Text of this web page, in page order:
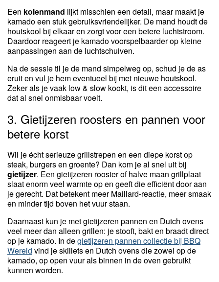
Een kolenmand lijkt misschien een detail, maar maakt je
kamado een stuk gebruiksvriendelijker. De mand houdt de
houtskool bij elkaar en zorgt voor een betere luchtstroom.
Daardoor reageert je kamado voorspelbaarder op kleine
aanpassingen aan de luchtschuiven.
Na de sessie til je de mand simpelweg op, schud je de as
eruit en vul je hem eventueel bij met nieuwe houtskool.
Zeker als je vaak low & slow kookt, is dit een accessoire
dat al snel onmisbaar voelt.
3. Gietijzeren roosters en pannen voor
betere korst
Wil je écht serieuze grillstrepen en een diepe korst op
steak, burgers en groente? Dan kom je al snel uit bij
gietijzer. Een gietijzeren rooster of halve maan grillplaat
slaat enorm veel warmte op en geeft die efficiënt door aan
je gerecht. Dat betekent meer Maillard-reactie, meer smaak
en minder tijd boven het vuur staan.
Daarnaast kun je met gietijzeren pannen en Dutch ovens
veel meer dan alleen grillen: je stooft, bakt en braadt direct
op je kamado. In degietijzeren pannen collectie bij BBQ
Wereld vind je skillets en Dutch ovens die zowel op de
kamado, op open vuur als binnen in de oven gebruikt
kunnen worden.